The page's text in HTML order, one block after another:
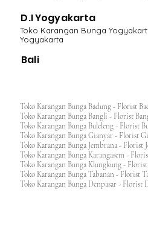
D.I Yogyakarta
Toko Karangan Bunga
Yogyakarta
Bali
Toko Karangan Bunga Badung - Florist
Toko Karangan Bunga Bangli - Florist
Toko Karangan Bunga Buleleng - Florist
Toko Karangan Bunga Gianyar - Florist
Toko Karangan Bunga Jembrana - Florist
Toko Karangan Bunga Karangasem -
Toko Karangan Bunga Klungkung -
Toko Karangan Bunga Tabanan - Florist
Toko Karangan Bunga Denpasar - Florist